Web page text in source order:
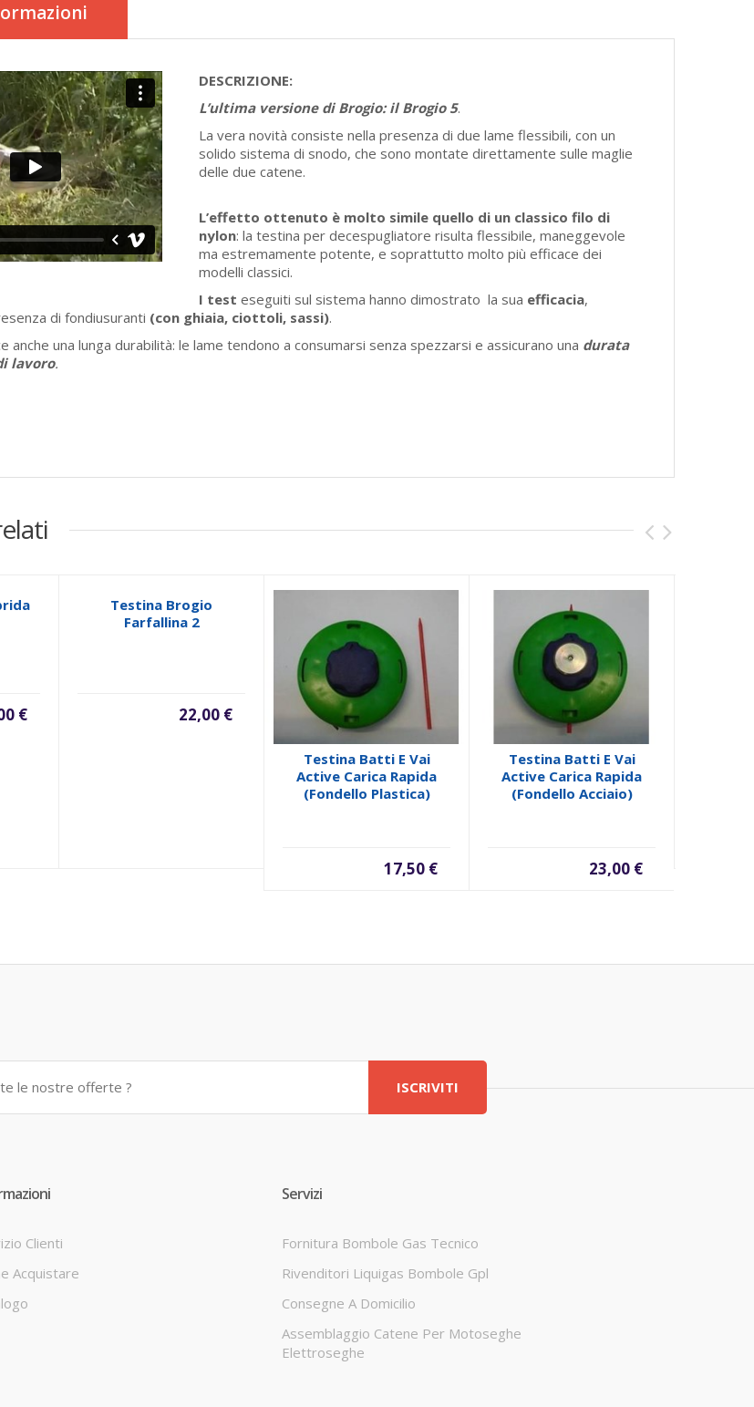
DESCRIZIONE:
L’ultima versione di Brogio: il Brogio 5.
La vera novità consiste nella presenza di due lame flessibili, con un
solido sistema di snodo, che sono montate direttamente sulle maglie
delle due catene.
L’effetto ottenuto è molto simile quello di un classico filo di
nylon: la testina per decespugliatore risulta flessibile, maneggevole
ma estremamente potente, e soprattutto molto più efficace dei
modelli classici.
I test eseguiti sul sistema hanno dimostrato la sua efficacia,
di fondiusuranti (con ghiaia, ciottoli, sassi).
anche una lunga durabilità: le lame tendono a consumarsi senza spezzarsi e assicurano una durata
lavoro.
€
Testina Brogio
Farfallina 2
22,00 €
Testina Batti E Vai
Active Carica Rapida
(fondello Plastica)
17,50 €
Testina Batti E Vai
Active Carica Rapida
(fondello Acciaio)
23,00 €
ISCRIVITI
Clienti
Acquistare
Servizi
Fornitura Bombole Gas Tecnico
Rivenditori Liquigas Bombole Gpl
Consegne A Domicilio
Assemblaggio Catene Per Motoseghe
Elettroseghe